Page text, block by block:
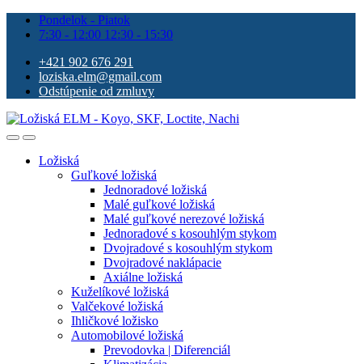
Pondelok - Piatok
7:30 - 12:00 12:30 - 15:30
+421 902 676 291
loziska.elm@gmail.com
Odstúpenie od zmluvy
Ložiská
Guľkové ložiská
Jednoradové ložiská
Malé guľkové ložiská
Malé guľkové nerezové ložiská
Jednoradové s kosouhlým stykom
Dvojradové s kosouhlým stykom
Dvojradové naklápacie
Axiálne ložiská
Kuželíkové ložiská
Valčekové ložiská
Ihličkové ložisko
Automobilové ložiská
Prevodovka | Diferenciál